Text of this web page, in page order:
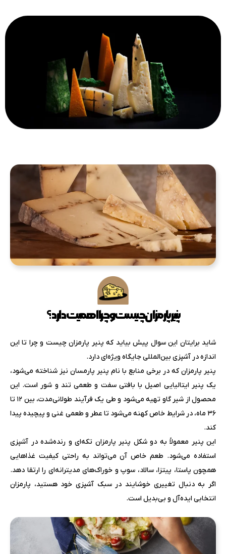
پنیر پارمزان چیست و چرا اهمیت دارد؟
شاید برایتان این سوال پیش بیاید که پنیر پارمزان چیست و چرا تا این
اندازه در آشپزی بین‌المللی جایگاه ویژه‌ای دارد.
پنیر پارمزان که در برخی منابع با نام پنیر پارمسان نیز شناخته می‌شود،
یک پنیر ایتالیایی اصیل با بافتی سفت و طعمی تند و شور است. این
محصول از شیر گاو تهیه می‌شود و طی یک فرآیند طولانی‌مدت، بین ۱۲ تا
۳۶ ماه، در شرایط خاص کهنه می‌شود تا عطر و طعمی غنی و پیچیده پیدا
کند.
این پنیر معمولاً به دو شکل پنیر پارمزان تکه‌ای و رنده‌شده در آشپزی
استفاده می‌شود. طعم خاص آن می‌تواند به راحتی کیفیت غذاهایی
همچون پاستا، پیتزا، سالاد، سوپ و خوراک‌های مدیترانه‌ای را ارتقا دهد.
اگر به دنبال تغییری خوشایند در سبک آشپزی خود هستید، پارمزان
انتخابی ایده‌آل و بی‌بدیل است.